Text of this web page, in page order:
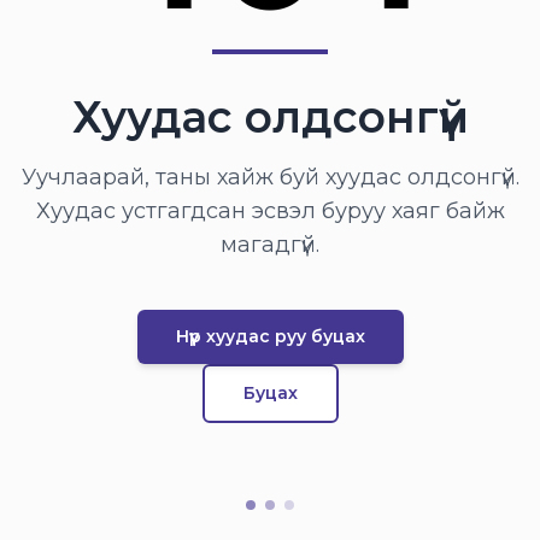
Хуудас олдсонгүй
Уучлаарай, таны хайж буй хуудас олдсонгүй.
Хуудас устгагдсан эсвэл буруу хаяг байж
магадгүй.
Нүүр хуудас руу буцах
Буцах